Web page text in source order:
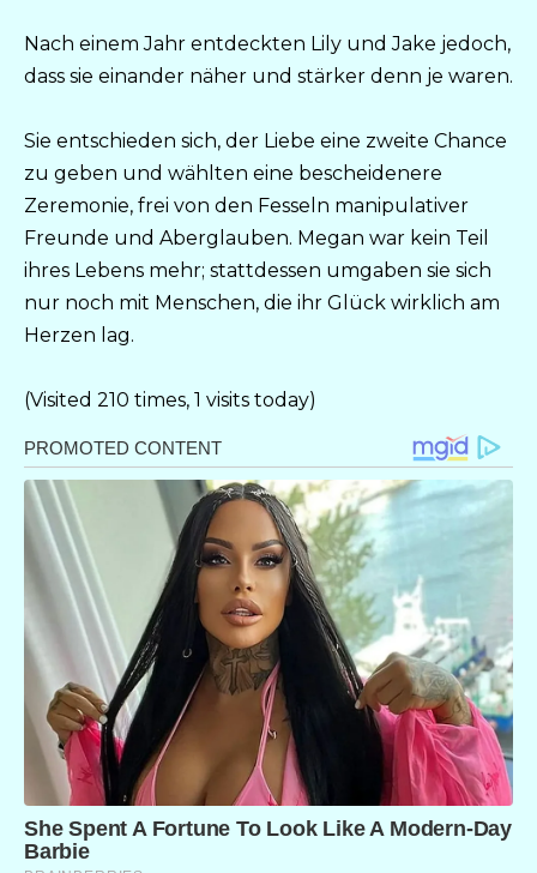
Nach einem Jahr entdeckten Lily und Jake jedoch,
dass sie einander näher und stärker denn je waren.
Sie entschieden sich, der Liebe eine zweite Chance
zu geben und wählten eine bescheidenere
Zeremonie, frei von den Fesseln manipulativer
Freunde und Aberglauben. Megan war kein Teil
ihres Lebens mehr; stattdessen umgaben sie sich
nur noch mit Menschen, die ihr Glück wirklich am
Herzen lag.
(Visited 210 times, 1 visits today)